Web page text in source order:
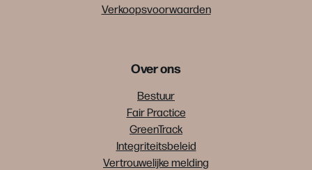
Verkoopsvoorwaarden
Over ons
Bestuur
Fair Practice
GreenTrack
Integriteitsbeleid
Vertrouwelijke melding